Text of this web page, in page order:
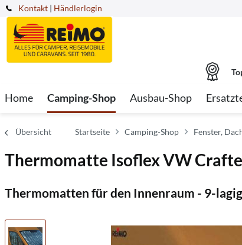
Kontakt | Händlerlogin
Home Camping-Shop Ausbau-Shop
Übersicht Startseite Camping-Shop Fenster,
Thermomatte Isoflex VW
Thermomatten für den Innenraum - 9-lagig